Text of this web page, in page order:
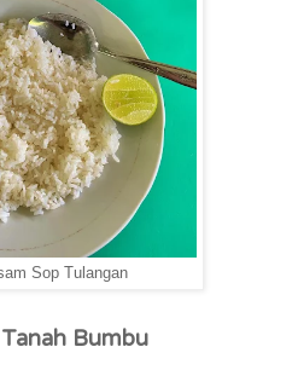
Sop Tulangan
Bumbu